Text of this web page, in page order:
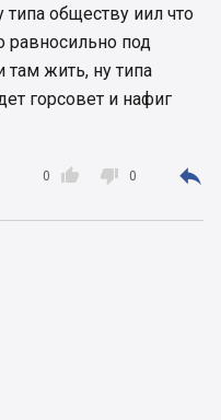
типа обществу иил что
равносильно под
там жить, ну типа
горсовет и нафиг

0  0 